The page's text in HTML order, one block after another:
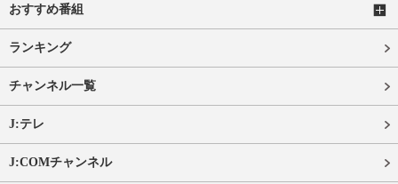
おすすめ番組
ランキング
チャンネル一覧
J:テレ
J:COMチャンネル